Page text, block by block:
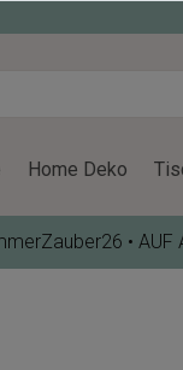
Home Deko
• AUF